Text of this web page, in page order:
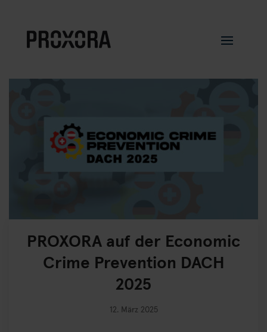
PROXORA auf der Economic
Crime Prevention DACH
2025
12. März 2025